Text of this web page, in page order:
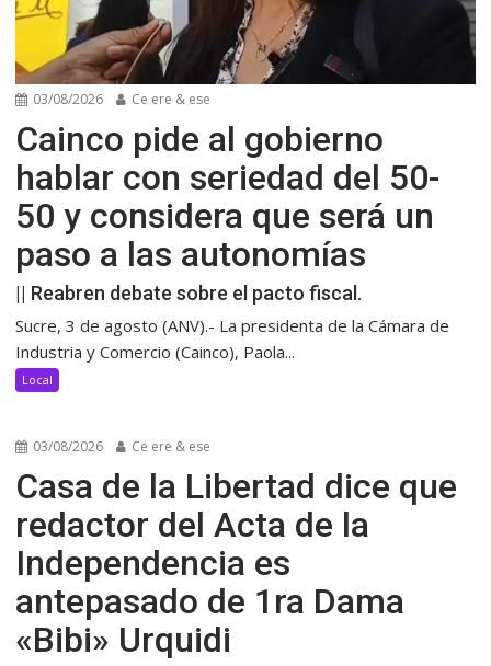
03/08/2026 Ce ere & ese
Cainco pide al gobierno
hablar con seriedad del 50-
50 y considera que será un
paso a las autonomías
|| Reabren debate sobre el pacto fiscal.
Sucre, 3 de agosto (ANV).- La presidenta de la Cámara de
Industria y Comercio (Cainco), Paola...
Local
03/08/2026 Ce ere & ese
Casa de la Libertad dice que
redactor del Acta de la
Independencia es
antepasado de 1ra Dama
«Bibi» Urquidi